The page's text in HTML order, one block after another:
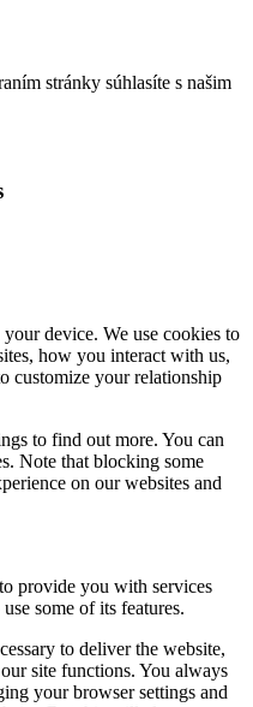
stránky súhlasíte s našim
device. We use cookies to
how you interact with us,
customize your relationship
to find out more. You can
Note that blocking some
on our websites and
provide you with services
some of its features.
to deliver the website,
site functions. You always
your browser settings and